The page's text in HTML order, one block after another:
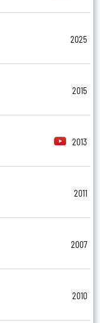
2025
2015
2013
2011
2007
2010